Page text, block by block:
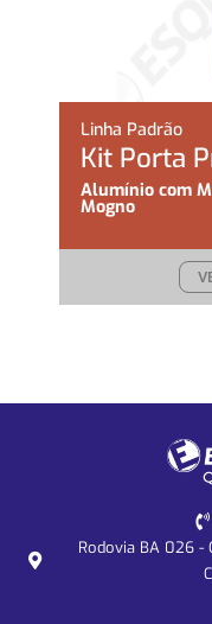
Linha Padrão
Kit Porta
Alumínio com
Mogno
Rodovia BA 026 -